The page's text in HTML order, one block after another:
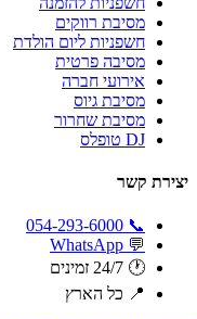
מסיבת רווקים
חשפניות ליום הולדת
מסיבה פרטית
אירועי חברה
מסיבת גיוס
מסיבת שחרור
DJ טופלס
יצירת קשר
📞 054-293-6000
💬 WhatsApp
🕐 24/7 זמינים
📍 כל הארץ